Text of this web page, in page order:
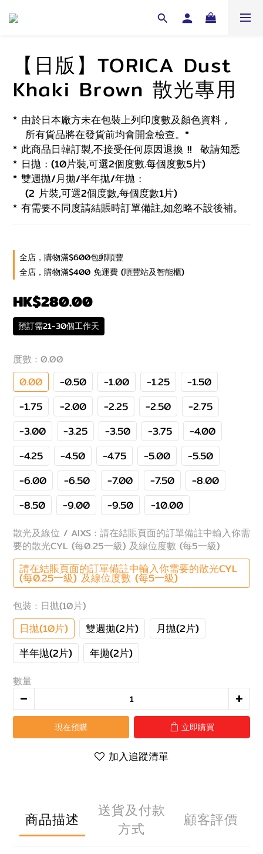
【日版】TORICA Dust
Khaki Brown 散光專用
* 由於日本廠方未在包裝上列印度數及顏色資料 ,
   所有貨品將在發貨前均會開盒檢查。*
* 此商品日韓訂製,不接受任何原因退換 !!  敬請知悉
* 日拋 : (10片裝,可選2個度數.每個度數5片)
* 雙週拋/月拋/半年拋/年拋 :
   (2 片裝,可選2個度數,每個度數1片)
* 有需要不同度請結賬時訂單備註,如忽略不設後補。
全店，購物滿$600包郵順豐
全店，購物滿$400 免運費 (順豐站及智能櫃)
HK$280.00
預訂需21-30個工作天
度數 : 0.00
0.00 -0.50 -1.00 -1.25
-1.50
-1.75
-2.00 -2.25 -2.50
-2.75
-3.00
-3.25 -3.50 -3.75
-4.00
-4.25
-4.50 -4.75 -5.00
-5.50
-6.00
-6.50 -7.00 -7.50
-8.00
-8.50
-9.00 -9.50 -10.00
散光及線位 / AIXS : 請在結賬頁面的訂單備註中輸入你需
要的散光CYL (每0.25一級) 及線位度數 (每5一級)
請在結賬頁面的訂單備註中輸入你需要的散光CYL
(每0.25一級) 及線位度數 (每5一級)
包裝 : 日拋(10片)
日拋(10片) 雙週拋(2片)
月拋(2片)
半年拋(2片)
年拋(2片)
數量
現在預購 立即購買
加入追蹤清單
商品描述
送貨及付款
方式
顧客評價